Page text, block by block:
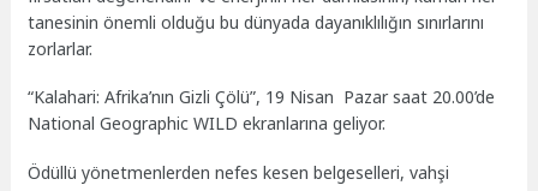
tanesinin önemli olduğu bu dünyada dayanıklılığın sınırlarını
zorlarlar.
“Kalahari: Afrika’nın Gizli Çölü”, 19 Nisan Pazar saat 20.00’de
National Geographic WILD ekranlarına geliyor.
Ödüllü yönetmenlerden nefes kesen belgeselleri, vahşi